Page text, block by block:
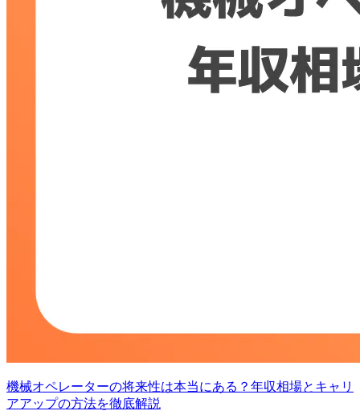
機械オペレーターの将来性は本当にある？年収相場とキャリ
アアップの方法を徹底解説